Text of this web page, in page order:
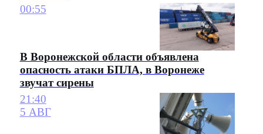
00:55
В Воронежской области объявлена
опасность атаки БПЛА, в Воронеже
звучат сирены
21:40
5 АВГ